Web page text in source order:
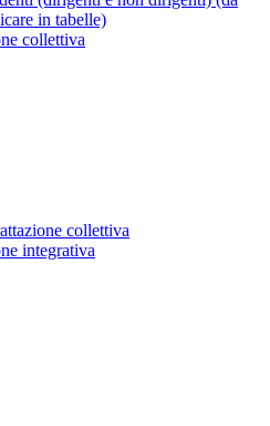
in tabelle)
collettiva
collettiva
integrativa